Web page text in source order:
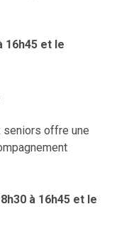
16h45 et le
seniors offre une
à 16h45 et le